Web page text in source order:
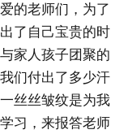
的老师们，为了
了自己宝贵的时
家人孩子团聚的
们付出了多少汗
丝丝皱纹是为我
习，来报答老师